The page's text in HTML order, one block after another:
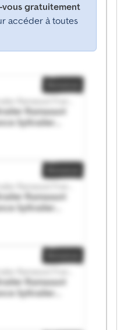
vous gratuitement
accéder à toutes
Ramassot
Syltrailer
Ramassot
Syltrailer
Ramassot
Syltrailer